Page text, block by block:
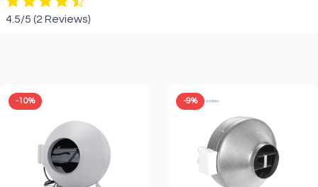
4.5/5 (2 Reviews)
-10% -9%